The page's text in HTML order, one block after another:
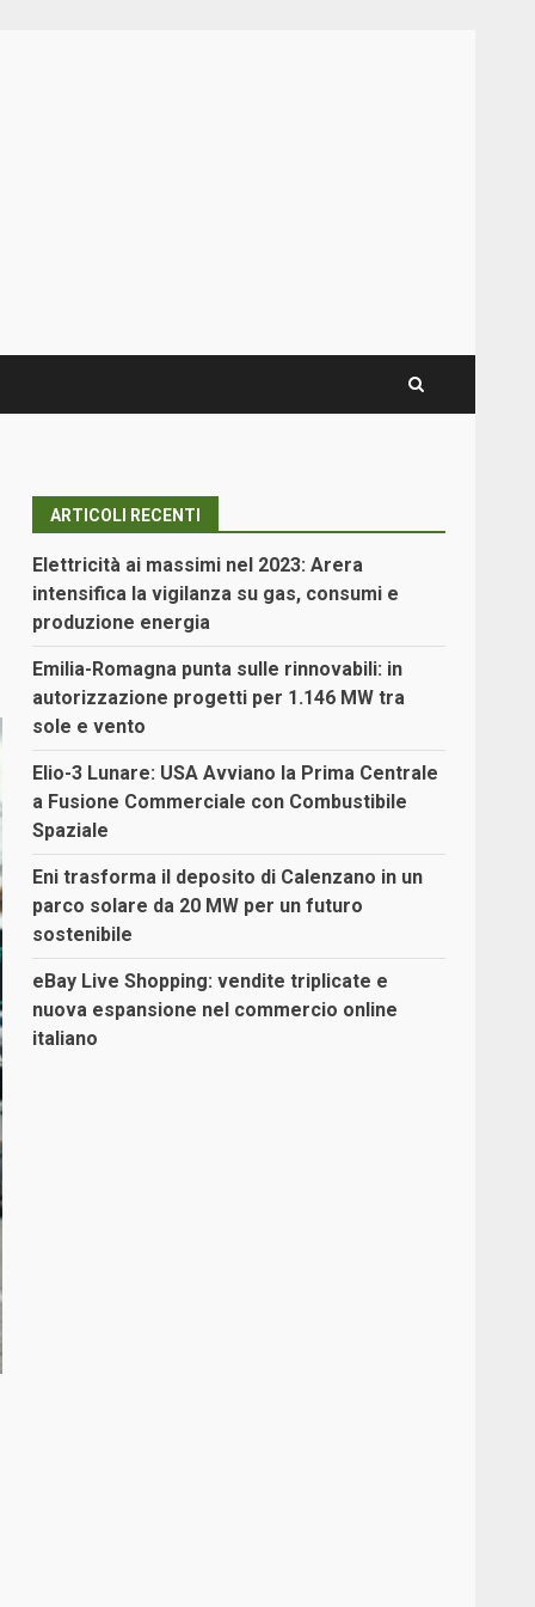
ARTICOLI RECENTI
Elettricità ai massimi nel 2023: Arera
intensifica la vigilanza su gas, consumi e
produzione energia
Emilia-Romagna punta sulle rinnovabili: in
autorizzazione progetti per 1.146 MW tra
sole e vento
Elio-3 Lunare: USA Avviano la Prima Centrale
a Fusione Commerciale con Combustibile
Spaziale
Eni trasforma il deposito di Calenzano in un
parco solare da 20 MW per un futuro
sostenibile
eBay Live Shopping: vendite triplicate e
nuova espansione nel commercio online
italiano